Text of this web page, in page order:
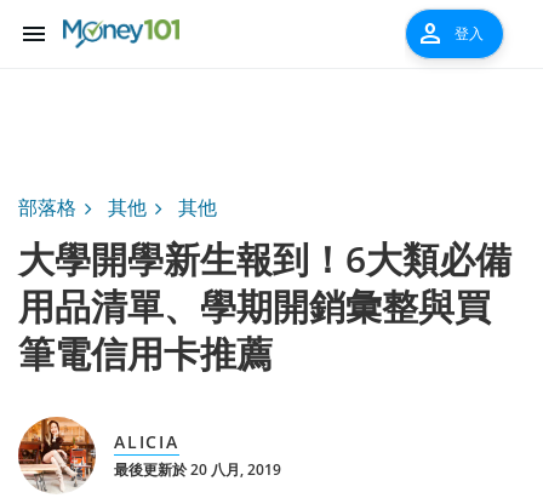
menu person 登入
部落格 其他 其他
大學開學新生報到！6大類必備
用品清單、學期開銷彙整與買
筆電信用卡推薦
ALICIA
最後更新於 20 八月, 2019